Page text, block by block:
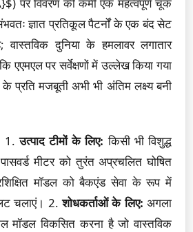
ज्ञात प्रतिकूल पैटर्नों के एक बंद सेट
दुनिया के हमलावर लगातार
एएमएल पर सर्वेक्षणों में उल्लेख किया गया
प्रति मजबूती अभी भी अंतिम लक्ष्य बनी
1.उत्पाद टीमों के लिए: किसी भी विशुद्ध
मीटर को तुरंत अप्रचलित घोषित
मॉडल को बैकएंड सेवा के रूप में
चलाएं। 2.शोधकर्ताओं के लिए: अगला
मॉडल विकसित करना है जो वास्तविक